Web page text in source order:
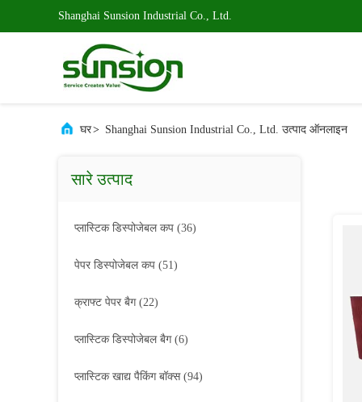
Shanghai Sunsion Industrial Co., Ltd.
घर> Shanghai Sunsion Industrial Co., Ltd. उत्पाद ऑनलाइन
सारे उत्पाद
प्लास्टिक डिस्पोजेबल कप (36)
पेपर डिस्पोजेबल कप (51)
क्राफ्ट पेपर बैग(22)
प्लास्टिक डिस्पोजेबल बैग(6)
प्लास्टिक खाद्य पैकिंग बॉक्स(94)